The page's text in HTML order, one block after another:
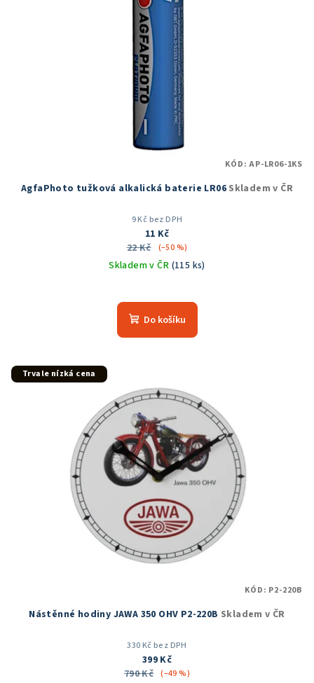
AgfaPhoto tužková alkalická baterie LR06 Skladem v ČR
9 Kč bez DPH
11 Kč
22 Kč
(–50 %)
Skladem v ČR (115 ks)
Do košíku
KÓD:AP-LR06-1KS
Trvale nízká cena
Nástěnné hodiny JAWA 350 OHV P2-220B Skladem v ČR
330 Kč bez DPH
399 Kč
790 Kč (–49 %)
KÓD: P2-220B